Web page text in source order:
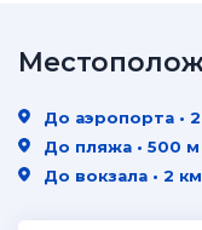
До аэропорта •
До пляжа • 500 м
До вокзала • 2 км